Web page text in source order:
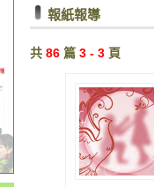
報紙報導
共 86 篇 3 - 3 頁